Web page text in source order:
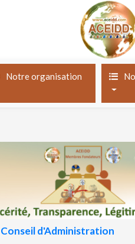
Notre organisation
d'Administration